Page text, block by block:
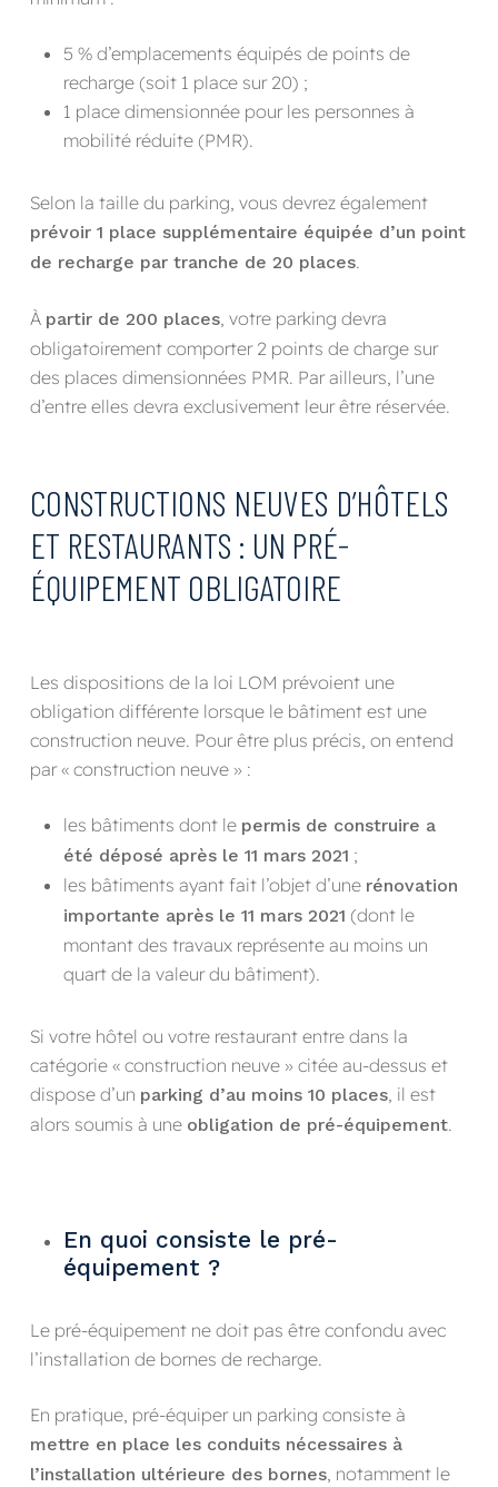
5 % d’emplacements équipés de points de
recharge (soit 1 place sur 20) ;
1 place dimensionnée pour les personnes à
mobilité réduite (PMR).
Selon la taille du parking, vous devrez également
prévoir 1 place supplémentaire équipée d’un point
de recharge par tranche de 20 places.
À partir de 200 places, votre parking devra
obligatoirement comporter 2 points de charge sur
des places dimensionnées PMR. Par ailleurs, l’une
d’entre elles devra exclusivement leur être réservée.
CONSTRUCTIONS NEUVES D’HÔTELS
ET RESTAURANTS : UN PRÉ-
ÉQUIPEMENT OBLIGATOIRE
Les dispositions de la loi LOM prévoient une
obligation différente lorsque le bâtiment est une
construction neuve. Pour être plus précis, on entend
par « construction neuve » :
les bâtiments dont le permis de construire a
été déposé après le 11 mars 2021 ;
les bâtiments ayant fait l’objet d’une rénovation
importante après le 11 mars 2021 (dont le
montant des travaux représente au moins un
quart de la valeur du bâtiment).
Si votre hôtel ou votre restaurant entre dans la
catégorie « construction neuve » citée au-dessus et
dispose d’un parking d’au moins 10 places, il est
alors soumis à une obligation de pré-équipement.
En quoi consiste le pré-
équipement ?
Le pré-équipement ne doit pas être confondu avec
l’installation de bornes de recharge.
En pratique, pré-équiper un parking consiste à
mettre en place les conduits nécessaires à
l’installation ultérieure des bornes, notamment le